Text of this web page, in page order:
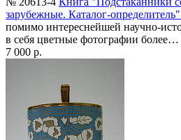
зарубежные. Каталог-
помимо интереснейшей научно-
в себя цветные фотографии более…
7 000 р.